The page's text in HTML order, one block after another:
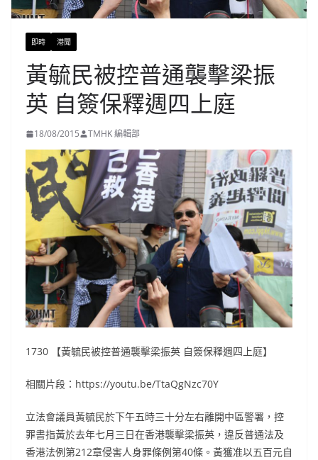
即時 港聞
黃毓民被控普通襲擊梁振
英 自簽保釋週四上庭
18/08/2015 TMHK 編輯部
1730 【黃毓民被控普通襲擊梁振英 自簽保釋週四上庭】
相關片段：https://youtu.be/TtaQgNzc70Y
立法會議員黃毓民於下午五時三十分左右離開中區警署，控
罪書指黃於去年七月三日在香港襲擊梁振英，違反普通法及
香港法例第212章侵害人身罪條例第40條。黃獲准以五百元自